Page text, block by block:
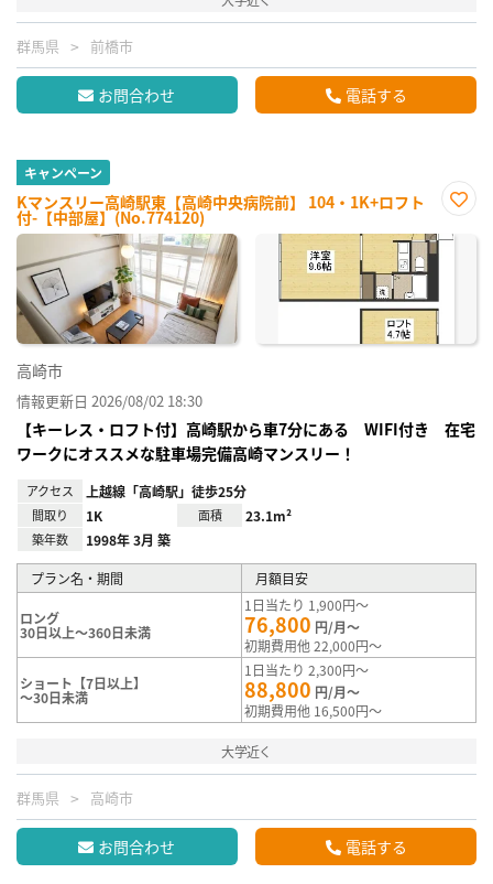
群馬県 前橋市
お問合わせ 電話する
キャンペーン
Kマンスリー高崎駅東【高崎中央病院前】 104・1K+ロフト
付-【中部屋】(No.774120)
に入
高崎市
情報更新日 2026/08/02 18:30
【キーレス・ロフト付】高崎駅から車7分にある WIFI付き 在宅
ワークにオススメな駐車場完備高崎マンスリー！
アクセス 上越線「高崎駅」徒歩25分
間取り 1K 面積 23.1m²
築年数 1998年 3月 築
プラン名・期間 月額目安
ロング
30日以上～360日未満
1日当たり 1,900円～
76,800 円/月～
初期費用他 22,000円～
ショート【7日以上】
～30日未満
1日当たり 2,300円～
88,800 円/月～
初期費用他 16,500円～
大学近く
群馬県 高崎市
お問合わせ 電話する